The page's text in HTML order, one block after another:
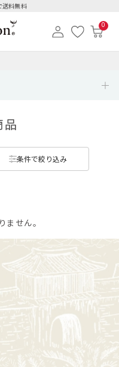
料無料
0
品
条件で絞り込み
ません。